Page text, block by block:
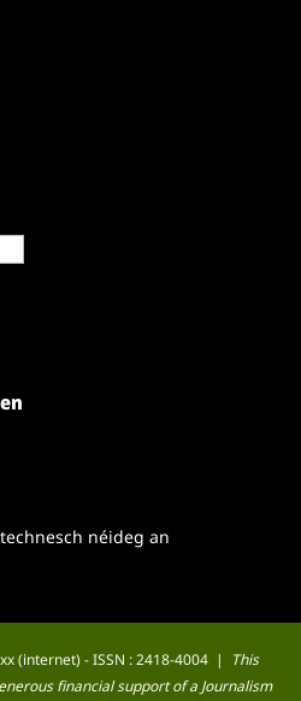
néideg an
(internet) - ISSN : 2418-4004 |
This
financial support of a Journalism